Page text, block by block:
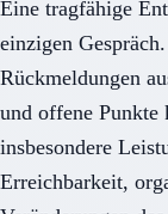
Eine tragfähige
einzigen
Rückmeldungen
und offene Punkte
insbesondere
Erreichbarkeit,